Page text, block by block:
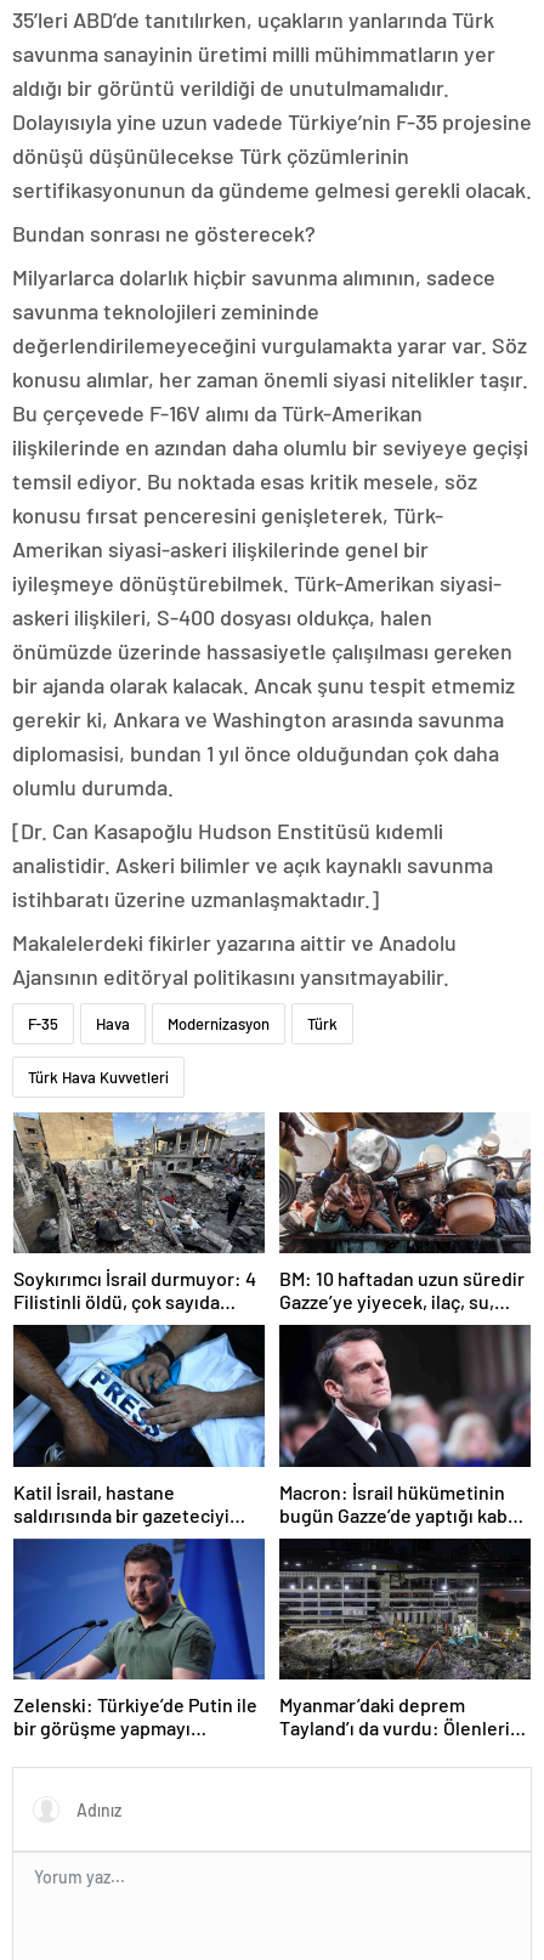
35’leri ABD’de tanıtılırken, uçakların yanlarında Türk
savunma sanayinin üretimi milli mühimmatların yer
aldığı bir görüntü verildiği de unutulmamalıdır.
Dolayısıyla yine uzun vadede Türkiye’nin F-35 projesine
dönüşü düşünülecekse Türk çözümlerinin
sertifikasyonunun da gündeme gelmesi gerekli olacak.
Bundan sonrası ne gösterecek?
Milyarlarca dolarlık hiçbir savunma alımının, sadece
savunma teknolojileri zemininde
değerlendirilemeyeceğini vurgulamakta yarar var. Söz
konusu alımlar, her zaman önemli siyasi nitelikler taşır.
Bu çerçevede F-16V alımı da Türk-Amerikan
ilişkilerinde en azından daha olumlu bir seviyeye geçişi
temsil ediyor. Bu noktada esas kritik mesele, söz
konusu fırsat penceresini genişleterek, Türk-
Amerikan siyasi-askeri ilişkilerinde genel bir
iyileşmeye dönüştürebilmek. Türk-Amerikan siyasi-
askeri ilişkileri, S-400 dosyası oldukça, halen
önümüzde üzerinde hassasiyetle çalışılması gereken
bir ajanda olarak kalacak. Ancak şunu tespit etmemiz
gerekir ki, Ankara ve Washington arasında savunma
diplomasisi, bundan 1 yıl önce olduğundan çok daha
olumlu durumda.
[Dr. Can Kasapoğlu Hudson Enstitüsü kıdemli
analistidir. Askeri bilimler ve açık kaynaklı savunma
istihbaratı üzerine uzmanlaşmaktadır.]
Makalelerdeki fikirler yazarına aittir ve Anadolu
Ajansının editöryal politikasını yansıtmayabilir.
F-35 Hava Modernizasyon Türk
Türk Hava Kuvvetleri
Soykırımcı İsrail durmuyor: 4
Filistinli öldü, çok sayıda
yaralı var
BM: 10 haftadan uzun süredir
Gazze’ye yiyecek, ilaç, su,
çadır girmedi
Katil İsrail, hastane
saldırısında bir gazeteciyi
öldürdüğünü itiraf etti
Macron: İsrail hükümetinin
bugün Gazze’de yaptığı kabul
edilemez
Zelenski: Türkiye’de Putin ile
bir görüşme yapmayı
Myanmar’daki deprem
Tayland’ı da vurdu: Ölenlerin